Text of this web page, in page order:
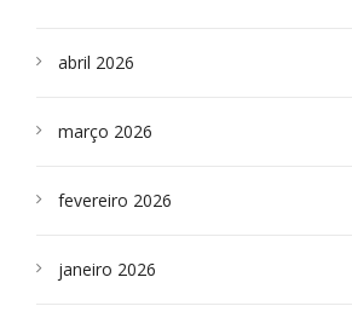
abril 2026
março 2026
fevereiro 2026
janeiro 2026